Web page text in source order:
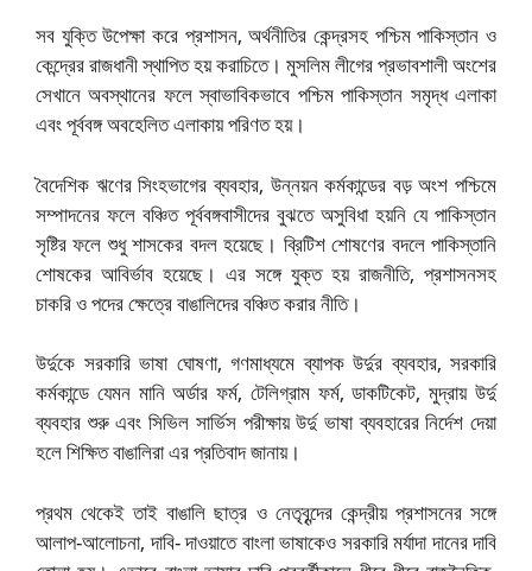
সব যুক্তি উপেক্ষা করে প্রশাসন, অর্থনীতির কেন্দ্রসহ পশ্চিম পাকিস্তান ও
কেন্দ্রের রাজধানী স্থাপিত হয় করাচিতে। মুসলিম লীগের প্রভাবশালী অংশের
সেখানে অবস্থানের ফলে স্বাভাবিকভাবে পশ্চিম পাকিস্তান সমৃদ্ধ এলাকা
এবং পূর্ববঙ্গ অবহেলিত এলাকায় পরিণত হয়।
বৈদেশিক ঋণের সিংহভাগের ব্যবহার, উন্নয়ন কর্মকান্ডের বড় অংশ পশ্চিমে
সম্পাদনের ফলে বঞ্চিত পূর্ববঙ্গবাসীদের বুঝতে অসুবিধা হয়নি যে পাকিস্তান
সৃষ্টির ফলে শুধু শাসকের বদল হয়েছে। ব্রিটিশ শোষণের বদলে পাকিস্তানি
শোষকের আবির্ভাব হয়েছে। এর সঙ্গে যুক্ত হয় রাজনীতি, প্রশাসনসহ
চাকরি ও পদের ক্ষেত্রে বাঙালিদের বঞ্চিত করার নীতি।
উর্দুকে সরকারি ভাষা ঘোষণা, গণমাধ্যমে ব্যাপক উর্দুর ব্যবহার, সরকারি
কর্মকান্ডে যেমন মানি অর্ডার ফর্ম, টেলিগ্রাম ফর্ম, ডাকটিকেট, মুদ্রায় উর্দু
ব্যবহার শুরু এবং সিভিল সার্ভিস পরীক্ষায় উর্দু ভাষা ব্যবহারের নির্দেশ দেয়া
হলে শিক্ষিত বাঙালিরা এর প্রতিবাদ জানায়।
প্রথম থেকেই তাই বাঙালি ছাত্র ও নেতৃবৃন্দের কেন্দ্রীয় প্রশাসনের সঙ্গে
আলাপ-আলোচনা, দাবি- দাওয়াতে বাংলা ভাষাকেও সরকারি মর্যাদা দানের দাবি